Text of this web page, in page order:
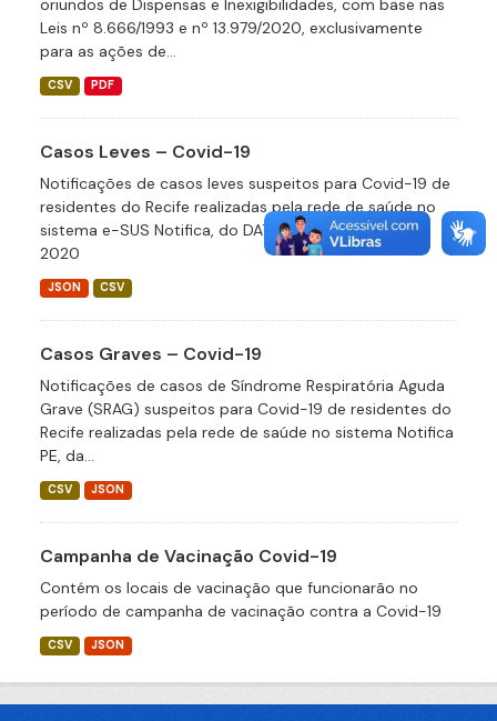
oriundos de Dispensas e Inexigibilidades, com base nas
Leis nº 8.666/1993 e nº 13.979/2020, exclusivamente
para as ações de...
CSV PDF
Casos Leves – Covid-19
Notificações de casos leves suspeitos para Covid-19 de
residentes do Recife realizadas pela rede de saúde no
sistema e-SUS Notifica, do DATASUS desde abril de
2020
JSON CSV
Casos Graves – Covid-19
Notificações de casos de Síndrome Respiratória Aguda
Grave (SRAG) suspeitos para Covid-19 de residentes do
Recife realizadas pela rede de saúde no sistema Notifica
PE, da...
CSV JSON
Campanha de Vacinação Covid-19
Contém os locais de vacinação que funcionarão no
período de campanha de vacinação contra a Covid-19
CSV JSON